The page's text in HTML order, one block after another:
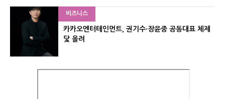
비즈니스
카카오엔터테인먼트, 권기수·장윤중 공동대표 체제
닻 올려